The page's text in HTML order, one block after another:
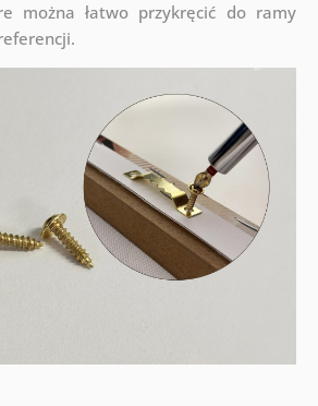
można łatwo przykręcić do ramy